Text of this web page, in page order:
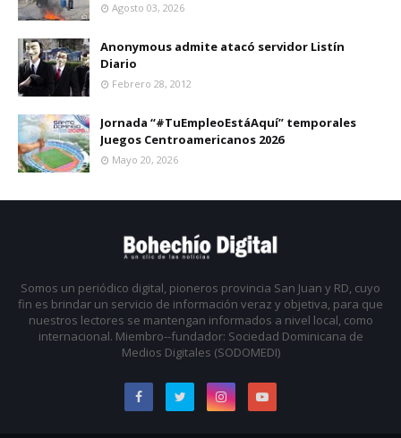
Agosto 03, 2026
Anonymous admite atacó servidor Listín
Diario
Febrero 28, 2012
Jornada “#TuEmpleoEstáAquí” temporales
Juegos Centroamericanos 2026
Mayo 20, 2026
Somos un periódico digital, pioneros provincia San Juan y RD, cuyo
fin es brindar un servicio de información veraz y objetiva, para que
nuestros lectores se mantengan informados a nivel local, como
internacional. Miembro--fundador: Sociedad Dominicana de
Medios Digitales (SODOMEDI)